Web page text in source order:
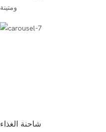
ومتينة
شاحنة الغذاء